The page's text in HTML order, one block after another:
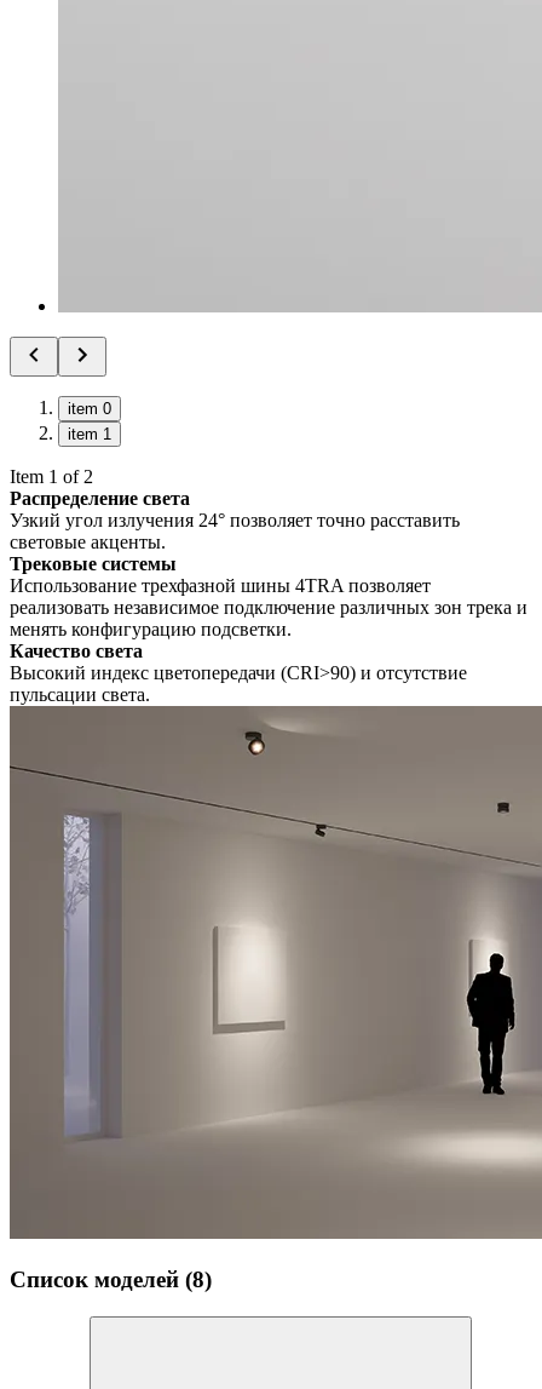
item 0
item 1
Item 1 of 2
Распределение света
Узкий угол излучения 24° позволяет точно расставить
световые акценты.
Трековые системы
Использование трехфазной шины 4TRA позволяет
реализовать независимое подключение различных зон трека и
менять конфигурацию подсветки.
Качество света
Высокий индекс цветопередачи (CRI>90) и отсутствие
пульсации света.
Список моделей (8)